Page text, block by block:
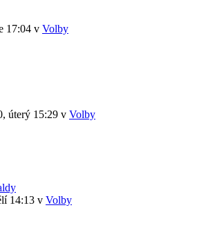
17:04 v Volby
úterý 15:29 v Volby
14:13 v Volby